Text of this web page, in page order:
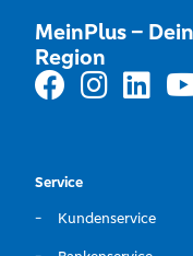
MeinPlus –
Region
Service
Kundenservice